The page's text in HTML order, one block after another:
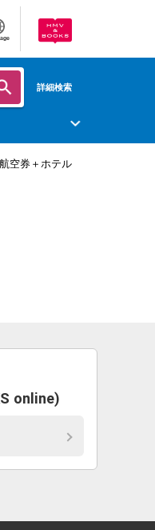
詳細検索
航空券＋ホテル
online)